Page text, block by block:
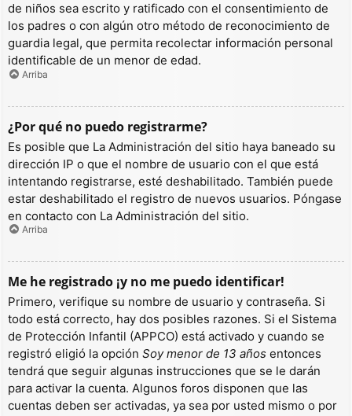
de niños sea escrito y ratificado con el consentimiento de
los padres o con algún otro método de reconocimiento de
guardia legal, que permita recolectar información personal
identificable de un menor de edad.
Arriba
¿Por qué no puedo registrarme?
Es posible que La Administración del sitio haya baneado su
dirección IP o que el nombre de usuario con el que está
intentando registrarse, esté deshabilitado. También puede
estar deshabilitado el registro de nuevos usuarios. Póngase
en contacto con La Administración del sitio.
Arriba
Me he registrado ¡y no me puedo identificar!
Primero, verifique su nombre de usuario y contraseña. Si
todo está correcto, hay dos posibles razones. Si el Sistema
de Protección Infantil (APPCO) está activado y cuando se
registró eligió la opción Soy menor de 13 años entonces
tendrá que seguir algunas instrucciones que se le darán
para activar la cuenta. Algunos foros disponen que las
cuentas deben ser activadas, ya sea por usted mismo o por